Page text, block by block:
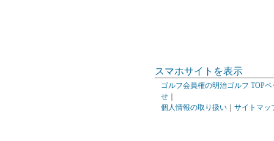
スマホサイトを表示
ゴルフ会員権の明治ゴルフ TOPペ
せ
個人情報の取り扱い
サイトマッ